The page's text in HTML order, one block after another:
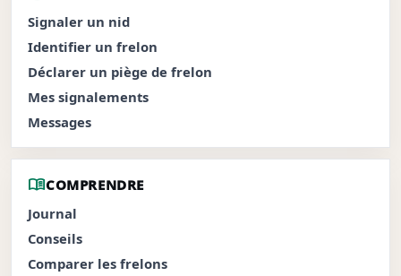
Signaler un nid
Identifier un frelon
Déclarer un piège de frelon
Mes signalements
Messages
menu_bookCOMPRENDRE
Journal
Conseils
Comparer les frelons